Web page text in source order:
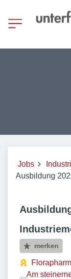
Jobs
Ausbildung
merken
Am